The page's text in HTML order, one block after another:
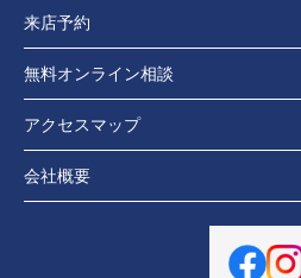
来店予約
無料オンライン相談
アクセスマップ
会社概要